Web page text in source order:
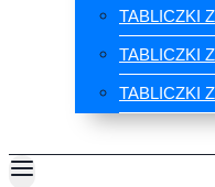
TABLICZKI
TABLICZKI
TABLICZKI